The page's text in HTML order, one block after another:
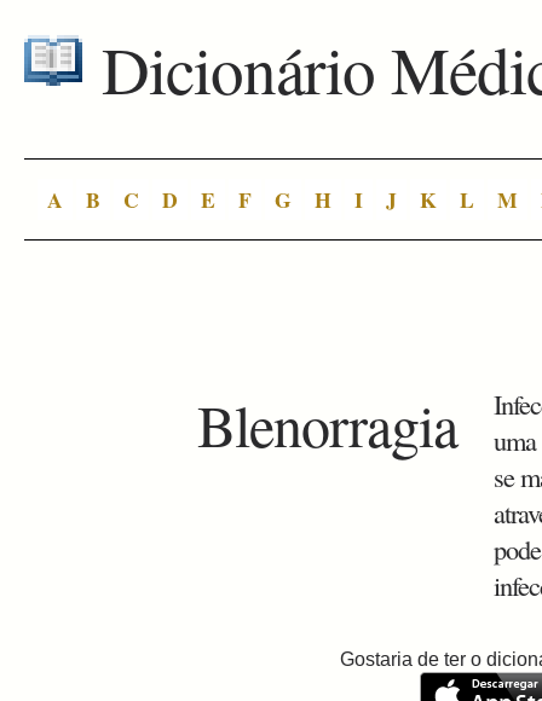
Dicionário
A B C D E F G H I J K L M
Blenorragia
se
Gostaria de ter o